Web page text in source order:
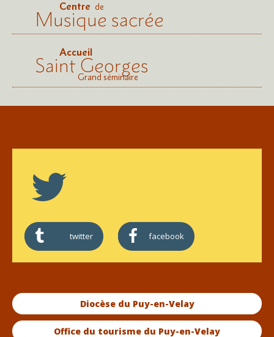
Centre de
Musique sacrée
Accueil
Saint Georges
Grand séminaire
twitter facebook
Diocèse du Puy-en-Velay
Office du tourisme du Puy-en-Velay